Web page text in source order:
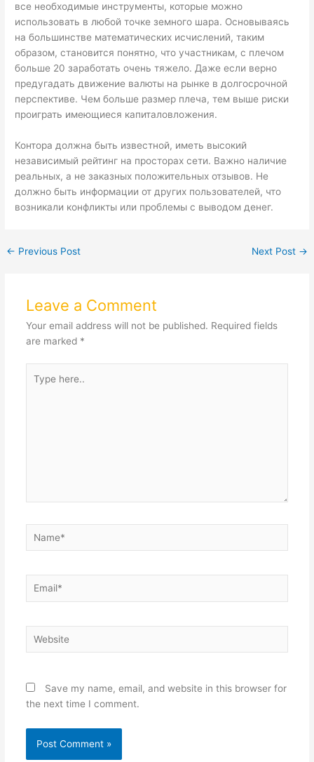
все необходимые инструменты, которые можно
использовать в любой точке земного шара. Основываясь
на большинстве математических исчислений, таким
образом, становится понятно, что участникам, с плечом
больше 20 заработать очень тяжело. Даже если верно
предугадать движение валюты на рынке в долгосрочной
перспективе. Чем больше размер плеча, тем выше риски
проиграть имеющиеся капиталовложения.
Контора должна быть известной, иметь высокий
независимый рейтинг на просторах сети. Важно наличие
реальных, а не заказных положительных отзывов. Не
должно быть информации от других пользователей, что
возникали конфликты или проблемы с выводом денег.
← Previous Post Next Post →
Leave a Comment
Your email address will not be published. Required fields
are marked *
here..
Email*
Save my name, email, and website in this browser for
the next time I comment.